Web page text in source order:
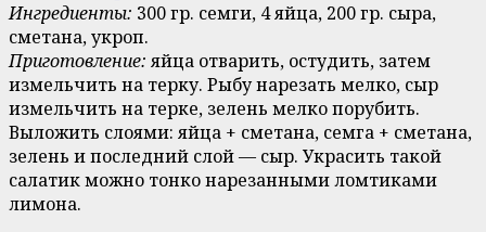
Ингредиенты: 300 гр. семги, 4 яйца, 200 гр. сыра,
сметана, укроп.
Приготовление: яйца отварить, остудить, затем
измельчить на терку. Рыбу нарезать мелко, сыр
измельчить на терке, зелень мелко порубить.
Выложить слоями: яйца + сметана, семга + сметана,
зелень и последний слой — сыр. Украсить такой
салатик можно тонко нарезанными ломтиками
лимона.